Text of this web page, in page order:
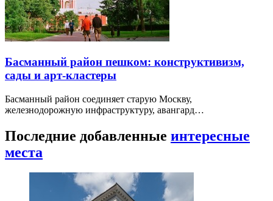
Басманный район пешком: конструктивизм,
сады и арт-кластеры
Басманный район соединяет старую Москву,
железнодорожную инфраструктуру, авангард…
Последние добавленные интересные
места